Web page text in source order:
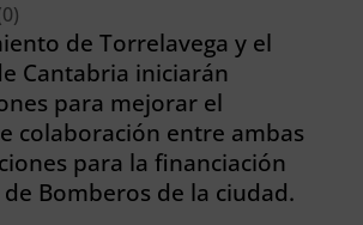
0)
de Torrelavega y el
Cantabria iniciarán
para mejorar el
colaboración entre ambas
para la financiación
Bomberos de la ciudad.